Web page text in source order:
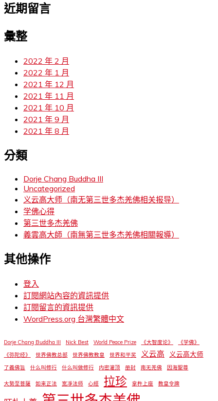
近期留言
彙整
2022 年 2 月
2022 年 1 月
2021 年 12 月
2021 年 11 月
2021 年 10 月
2021 年 9 月
2021 年 8 月
分類
Dorje Chang Buddha III
Uncategorized
义云高大师（南无第三世多杰羌佛相关报导）
学佛心得
第三世多杰羌佛
義雲高大師（南無第三世多杰羌佛相關報導）
其他操作
登入
訂閱網站內容的資訊提供
訂閱留言的資訊提供
WordPress.org 台灣繁體中文
Dorje Chang Buddha III Nick Best World Peace Prize 《大智度论》
《学佛》
《弥陀经》
世界佛教总部 世界佛教教皇 世界和平奖 义云高 义云高大师
了義佛旨 什么叫修行 什么叫做修行 内密灌顶 册封 南无羌佛 因海聖尊
大勢至菩薩 如来正法 宽凈法师 心經 拉珍 拿杵上座 教皇令牌